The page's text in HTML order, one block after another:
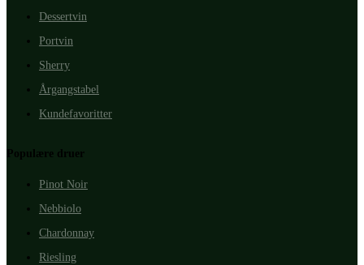
Dessertvin
Portvin
Sherry
Årgangstabel
Kundefavoritter
Populære druer
Pinot Noir
Nebbiolo
Chardonnay
Riesling